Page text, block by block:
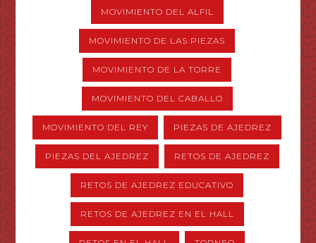
MOVIMIENTO DEL ALFIL
MOVIMIENTO DE LAS PIEZAS
MOVIMIENTO DE LA TORRE
MOVIMIENTO DEL CABALLO
MOVIMIENTO DEL REY PIEZAS DE AJEDREZ
PIEZAS DEL AJEDREZ RETOS DE AJEDREZ
RETOS DE AJEDREZ EDUCATIVO
RETOS DE AJEDREZ EN EL HALL